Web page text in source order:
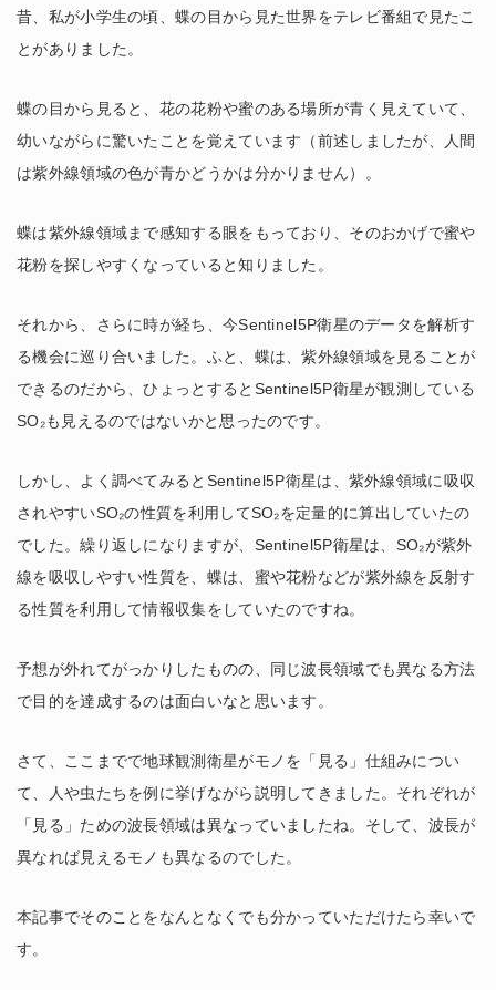
昔、私が小学生の頃、蝶の目から見た世界をテレビ番組で見たこ
とがありました。
蝶の目から見ると、花の花粉や蜜のある場所が青く見えていて、
幼いながらに驚いたことを覚えています（前述しましたが、人間
は紫外線領域の色が青かどうかは分かりません）。
蝶は紫外線領域まで感知する眼をもっており、そのおかげで蜜や
花粉を探しやすくなっていると知りました。
それから、さらに時が経ち、今Sentinel5P衛星のデータを解析す
る機会に巡り合いました。ふと、蝶は、紫外線領域を見ることが
できるのだから、ひょっとするとSentinel5P衛星が観測している
SO₂も見えるのではないかと思ったのです。
しかし、よく調べてみるとSentinel5P衛星は、紫外線領域に吸収
されやすいSO₂の性質を利用してSO₂を定量的に算出していたの
でした。繰り返しになりますが、Sentinel5P衛星は、SO₂が紫外
線を吸収しやすい性質を、蝶は、蜜や花粉などが紫外線を反射す
る性質を利用して情報収集をしていたのですね。
予想が外れてがっかりしたものの、同じ波長領域でも異なる方法
で目的を達成するのは面白いなと思います。
さて、ここまでで地球観測衛星がモノを「見る」仕組みについ
て、人や虫たちを例に挙げながら説明してきました。それぞれが
「見る」ための波長領域は異なっていましたね。そして、波長が
異なれば見えるモノも異なるのでした。
本記事でそのことをなんとなくでも分かっていただけたら幸いで
す。